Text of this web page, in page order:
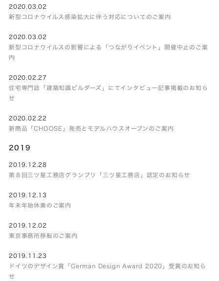
2020.03.02
新型コロナウイルス感染拡大に伴う対応についてのご案内
2020.03.02
新型コロナウイルスの影響による「つながりイベント」開催中止のご案
内
2020.02.27
住宅専門誌「建築知識ビルダーズ」にてインタビュー記事掲載のお知ら
せ
2020.02.22
新商品「CHOOSE」発売とモデルハウスオープンのご案内
2019
2019.12.28
第８回三ツ星工務店グランプリ「三ツ星工務店」認定のお知らせ
2019.12.13
年末年始休業のご案内
2019.12.02
東京事務所移転のご案内
2019.11.23
ドイツのデザイン賞「German Design Award 2020」受賞のお知ら
せ